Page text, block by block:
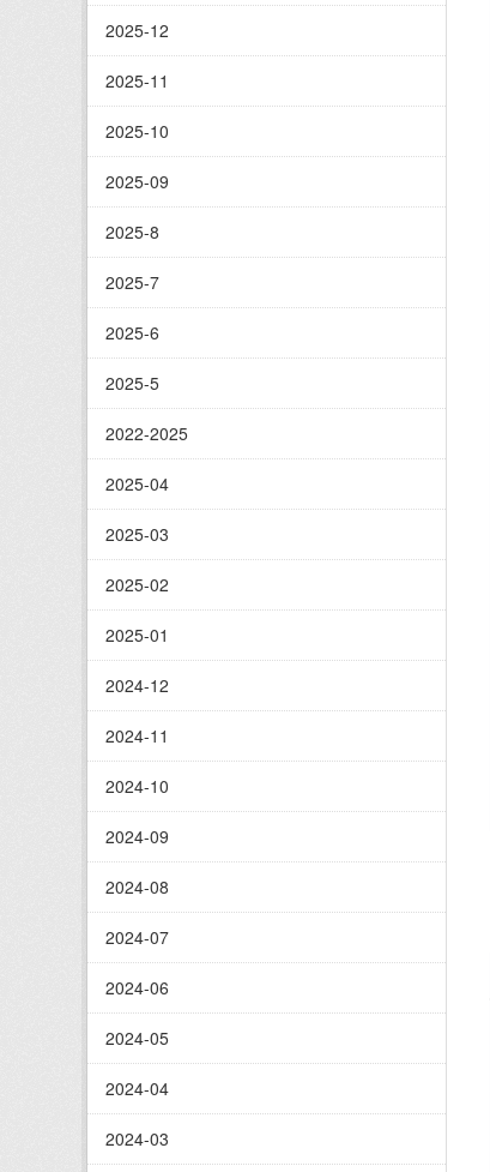
2025-12
2025-11
2025-10
2025-09
2025-8
2025-7
2025-6
2025-5
2022-2025
2025-04
2025-03
2025-02
2025-01
2024-12
2024-11
2024-10
2024-09
2024-08
2024-07
2024-06
2024-05
2024-04
2024-03